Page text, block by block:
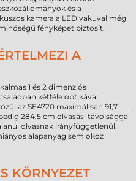
és a
kamera a LED vakuval még
fényképet biztosít.
A
1 és 2 dimenziós
kétféle optikával
az SE4720 maximálisan 91,7
284,5 cm olvasási távolsággal
olvasnak irányfüggetlenül,
alapanyag sem okoz
KÖRNYEZET